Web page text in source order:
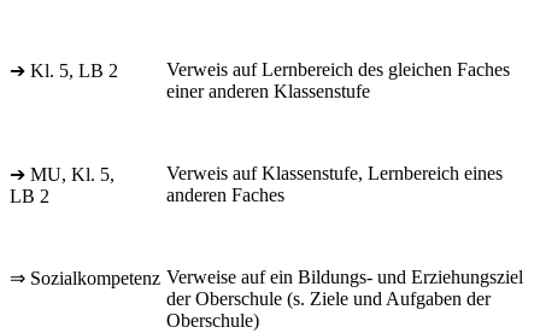
➔ Kl. 5, LB 2
Verweis auf Lernbereich des gleichen Faches
einer anderen Klassenstufe
➔ MU, Kl. 5,
LB 2
Verweis auf Klassenstufe, Lernbereich eines
anderen Faches
⇒ Sozialkompetenz Verweise auf ein Bildungs- und Erziehungsziel
der Oberschule (s. Ziele und Aufgaben der
Oberschule)